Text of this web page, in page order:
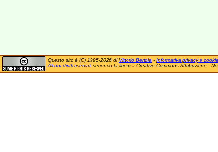
Questo sito è (C) 1995-2026 di Vittorio Bertola - Informativa privacy e cookie
Alcuni diritti riservatisecondo la licenza Creative Commons Attribuzione -